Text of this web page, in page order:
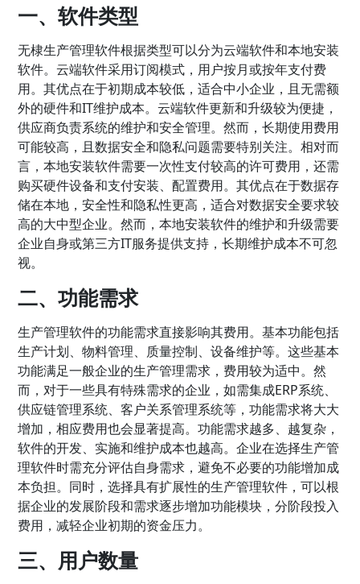
一、软件类型
无棣生产管理软件根据类型可以分为云端软件和本地安装
软件。云端软件采用订阅模式，用户按月或按年支付费
用。其优点在于初期成本较低，适合中小企业，且无需额
外的硬件和IT维护成本。云端软件更新和升级较为便捷，
供应商负责系统的维护和安全管理。然而，长期使用费用
可能较高，且数据安全和隐私问题需要特别关注。相对而
言，本地安装软件需要一次性支付较高的许可费用，还需
购买硬件设备和支付安装、配置费用。其优点在于数据存
储在本地，安全性和隐私性更高，适合对数据安全要求较
高的大中型企业。然而，本地安装软件的维护和升级需要
企业自身或第三方IT服务提供支持，长期维护成本不可忽
视。
二、功能需求
生产管理软件的功能需求直接影响其费用。基本功能包括
生产计划、物料管理、质量控制、设备维护等。这些基本
功能满足一般企业的生产管理需求，费用较为适中。然
而，对于一些具有特殊需求的企业，如需集成ERP系统、
供应链管理系统、客户关系管理系统等，功能需求将大大
增加，相应费用也会显著提高。功能需求越多、越复杂，
软件的开发、实施和维护成本也越高。企业在选择生产管
理软件时需充分评估自身需求，避免不必要的功能增加成
本负担。同时，选择具有扩展性的生产管理软件，可以根
据企业的发展阶段和需求逐步增加功能模块，分阶段投入
费用，减轻企业初期的资金压力。
三、用户数量